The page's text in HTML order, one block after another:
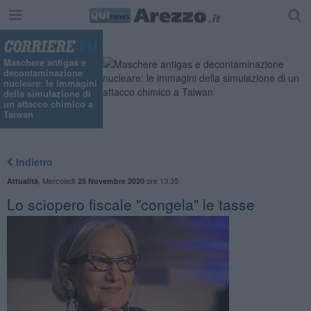
Maschere antigas e
decontaminazione
nucleare: le immagini
della simulazione di
un attacco chimico a
Taiwan
Indietro
Attualità Mercoledì 25 Novembre 2020ore 13:35
Lo sciopero fiscale "congela" le tasse